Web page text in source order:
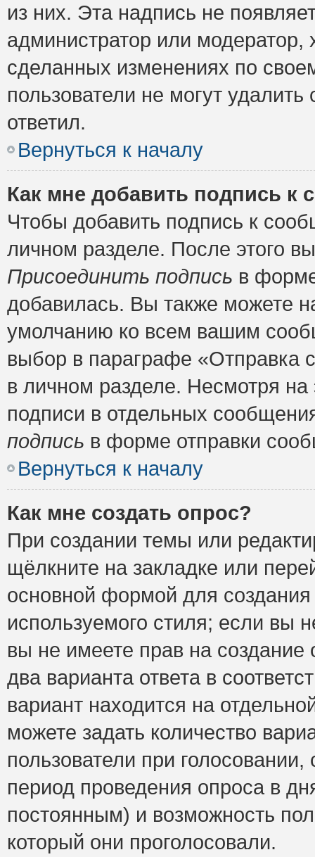
из них. Эта надпись не
администратор или модератор,
сделанных изменениях по
пользователи не могут
ответил.
Вернуться к началу
Как мне добавить подпись к
Чтобы добавить подпись к
личном разделе. После этого
Присоединить подпись в
добавилась. Вы также можете
умолчанию ко всем вашим
выбор в параграфе «Отправка
в личном разделе. Несмотря
подписи в отдельных
подпись в форме отправки
Вернуться к началу
Как мне создать опрос?
При создании темы или
щёлкните на закладке или
основной формой для
используемого стиля; если вы
вы не имеете прав на
два варианта ответа в
вариант находится на
можете задать количество
пользователи при
период проведения опроса в
постоянным) и возможность
который они проголосовали.